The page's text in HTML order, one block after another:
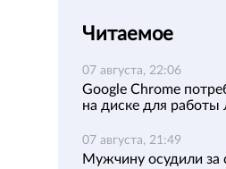
Читаемое
07 августа, 22:06
Google Chrome
на диске для работы
07 августа, 21:49
Мужчину осудили за